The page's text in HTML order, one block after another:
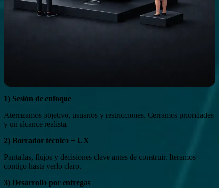
1) Sesión de enfoque
Aterrizamos objetivo, usuarios y restricciones. Cerramos prioridades
y un alcance realista.
2) Borrador técnico + UX
Pantallas, flujos y decisiones clave antes de construir. Iteramos
contigo hasta verlo claro.
3) Desarrollo por entregas